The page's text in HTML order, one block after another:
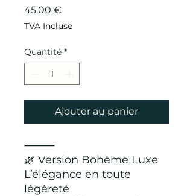
45,00 €
TVA Incluse
Quantité *
Ajouter au panier
⸻
🌿 Version Bohème Luxe
L’élégance en toute
légèreté